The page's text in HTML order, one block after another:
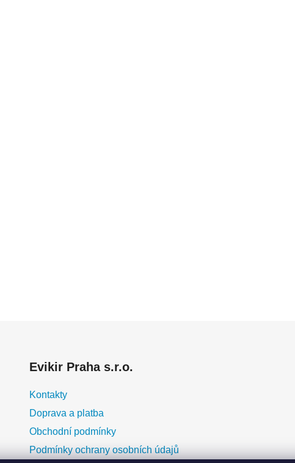
Evikir Praha s.r.o.
Kontakty
Doprava a platba
Obchodní podmínky
Podmínky ochrany osobních údajů